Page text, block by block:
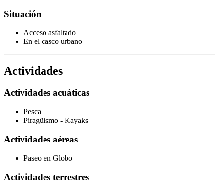
Situación
Acceso asfaltado
En el casco urbano
Actividades
Actividades acuáticas
Pesca
Piragüismo - Kayaks
Actividades aéreas
Paseo en Globo
Actividades terrestres